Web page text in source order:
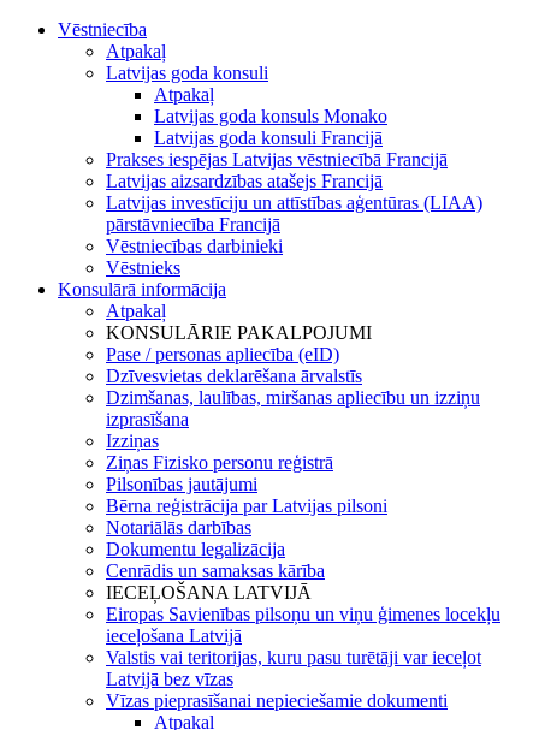
Vēstniecība
Atpakaļ
Latvijas goda konsuli
Atpakaļ
Latvijas goda konsuls Monako
Latvijas goda konsuli Francijā
Prakses iespējas Latvijas vēstniecībā Francijā
Latvijas aizsardzības atašejs Francijā
Latvijas investīciju un attīstības aģentūras (LIAA)
pārstāvniecība Francijā
Vēstniecības darbinieki
Vēstnieks
Konsulārā informācija
Atpakaļ
KONSULĀRIE PAKALPOJUMI
Pase / personas apliecība (eID)
Dzīvesvietas deklarēšana ārvalstīs
Dzimšanas, laulības, miršanas apliecību un izziņu
izprasīšana
Izziņas
Ziņas Fizisko personu reģistrā
Pilsonības jautājumi
Bērna reģistrācija par Latvijas pilsoni
Notariālās darbības
Dokumentu legalizācija
Cenrādis un samaksas kārība
IECEĻOŠANA LATVIJĀ
Eiropas Savienības pilsoņu un viņu ģimenes locekļu
ieceļošana Latvijā
Valstis vai teritorijas, kuru pasu turētāji var ieceļot
Latvijā bez vīzas
Vīzas pieprasīšanai nepieciešamie dokumenti
Atpakaļ